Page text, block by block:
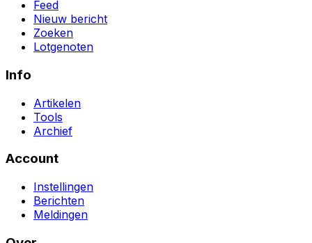
Feed
Nieuw bericht
Zoeken
Lotgenoten
Info
Artikelen
Tools
Archief
Account
Instellingen
Berichten
Meldingen